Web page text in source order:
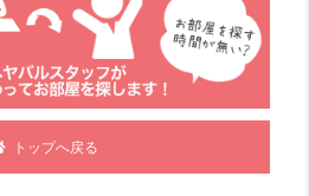
トップへ戻る